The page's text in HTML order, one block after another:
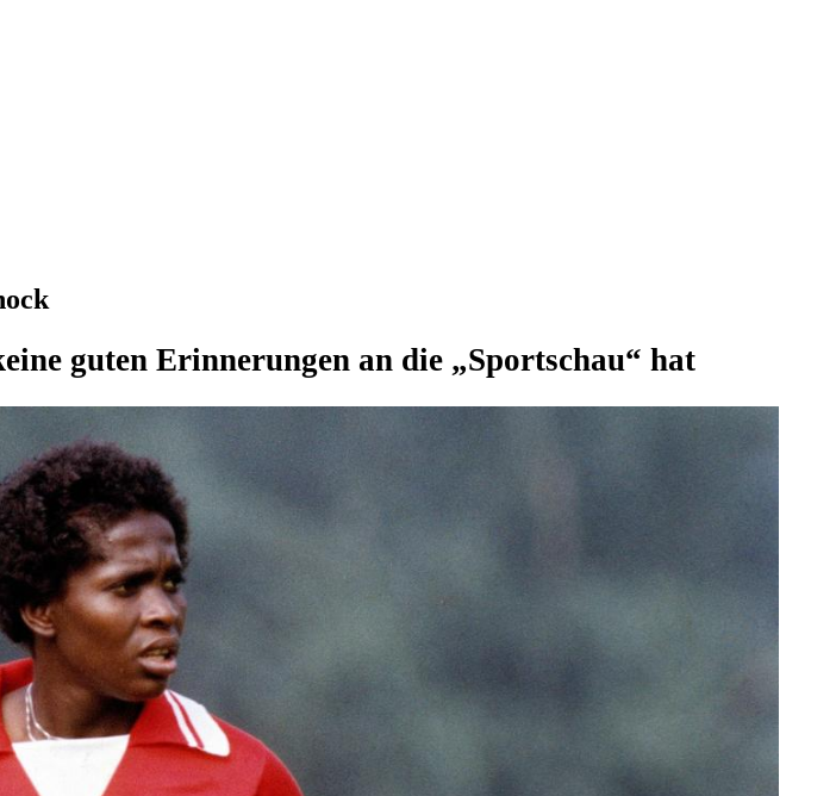
guten Erinnerungen an die „Sportschau“ hat